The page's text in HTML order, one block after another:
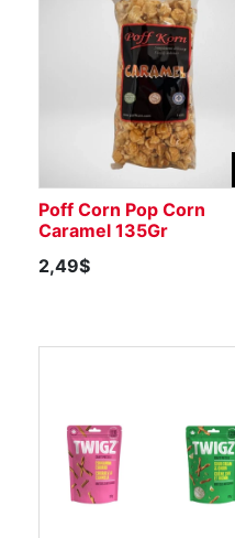
Poff Corn Pop Corn
Caramel 135Gr
2,49$